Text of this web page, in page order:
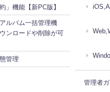
」機能【新PC版】
ルバム一括管理機
ンロードや削除が可
管理
管理者